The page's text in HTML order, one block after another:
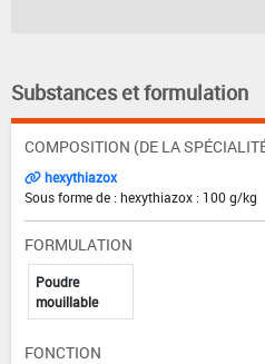
Substances et formulation
COMPOSITION (DE LA
hexythiazox
Sous forme de : hexythiazox : 100 g/kg
FORMULATION
Poudre
mouillable
FONCTION